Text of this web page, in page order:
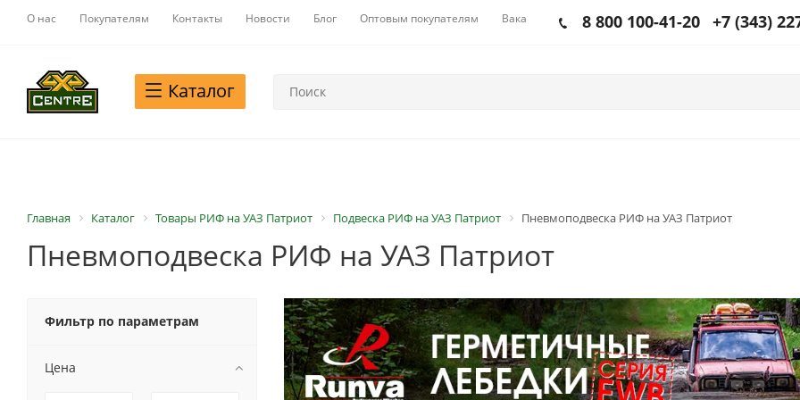
О нас Покупателям Контакты Новости Блог Оптовым покупателям Вакансии 8 800 100-41-20 +7 (343)
Каталог
Главная Каталог Товары РИФ на УАЗ Патриот Подвеска РИФ на УАЗ Патриот Пневмоподвеска РИФ на УАЗ Патриот
Пневмоподвеска РИФ на УАЗ Патриот
Фильтр по параметрам
Цена